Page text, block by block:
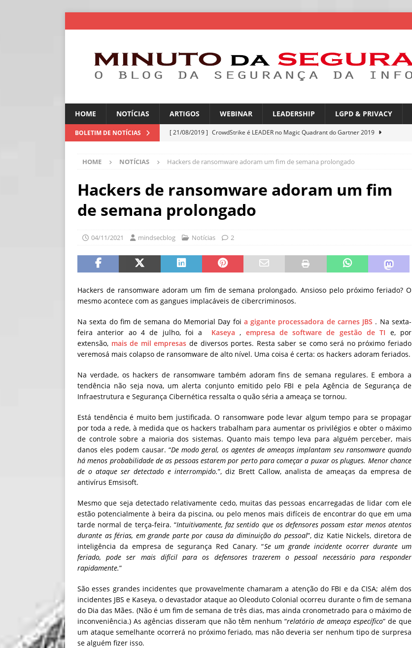
HOME NOTÍCIAS ARTIGOS WEBINAR LEADERSHIP LGPD & PRIVACY
BOLETIM DE NOTÍCIAS [ 21/08/2019 ] CrowdStrike é LEADER no Magic Quadrant do Gartner 2019
[ 06/08/2026 ] América Latina é a segunda região mais exposta a ciberameaças
NOTÍCIAS
[ 06/08/2026 ]
[ 06/08/2026 ]
Sem guardrails, a autonomia da IA se torna um risco
NOTÍCIAS
HOME NOTÍCIAS Hackers de ransomware adoram um fim de semana prolongado
Hackers de ransomware adoram um fim
de semana prolongado
04/11/2021 mindsecblog Notícias 2
Hackers de ransomware adoram um fim de semana prolongado.Ansioso pelo próximo feriado? O
mesmo acontece com as gangues implacáveis ​​de cibercriminosos.
Na sexta do fim de semana do Memorial Day foi a gigante processadora de carnes JBS . Na sexta-
feira anterior ao 4 de julho, foi a Kaseya , empresa de software de gestão de TI e, por
extensão, mais de mil empresas de diversos portes. Resta saber se como será no próximo feriado
veremosá mais colapso de ransomware de alto nível. Uma coisa é certa: os hackers adoram feriados.
Na verdade, os hackers de ransomware também adoram fins de semana regulares. E embora a
tendência não seja nova, um alerta conjunto emitido pelo FBI e pela Agência de Segurança de
Infraestrutura e Segurança Cibernética ressalta o quão séria a ameaça se tornou.
Está tendência é muito bem justificada. O ransomware pode levar algum tempo para se propagar
por toda a rede, à medida que os hackers trabalham para aumentar os privilégios e obter o máximo
de controle sobre a maioria dos sistemas. Quanto mais tempo leva para alguém perceber, mais
danos eles podem causar. “De modo geral, os agentes de ameaças implantam seu ransomware quando
há menos probabilidade de as pessoas estarem por perto para começar a puxar os plugues. Menor chance
de o ataque ser detectado e interrompido.”, diz Brett Callow, analista de ameaças da empresa de
antivírus Emsisoft.
Mesmo que seja detectado relativamente cedo, muitas das pessoas encarregadas de lidar com ele
estão potencialmente à beira da piscina, ou pelo menos mais difíceis de encontrar do que em uma
tarde normal de terça-feira. “Intuitivamente, faz sentido que os defensores possam estar menos atentos
durante as férias, em grande parte por causa da diminuição do pessoal”, diz Katie Nickels, diretora de
inteligência da empresa de segurança Red Canary. “Se um grande incidente ocorrer durante um
feriado, pode ser mais difícil para os defensores trazerem o pessoal necessário para responder
rapidamente.”
São esses grandes incidentes que provavelmente chamaram a atenção do FBI e da CISA; além dos
incidentes JBS e Kaseya, o devastador ataque ao Oleoduto Colonial ocorreu durante o fim de semana
do Dia das Mães. (Não é um fim de semana de três dias, mas ainda cronometrado para o máximo de
inconveniência.) As agências disseram que não têm nenhum “relatório de ameaça específico” de que
um ataque semelhante ocorrerá no próximo feriado, mas não deveria ser nenhum tipo de surpresa
se alguém fizer isso.